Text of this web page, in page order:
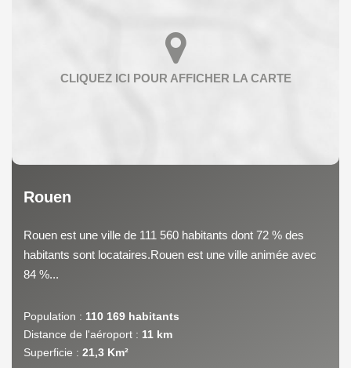
Rouen
Rouen est une ville de 111 560 habitants dont 72 % des
habitants sont locataires.Rouen est une ville animée avec
84 %...
Population : 110 169 habitants
Distance de l'aéroport : 11 km
Superficie : 21,3 Km²